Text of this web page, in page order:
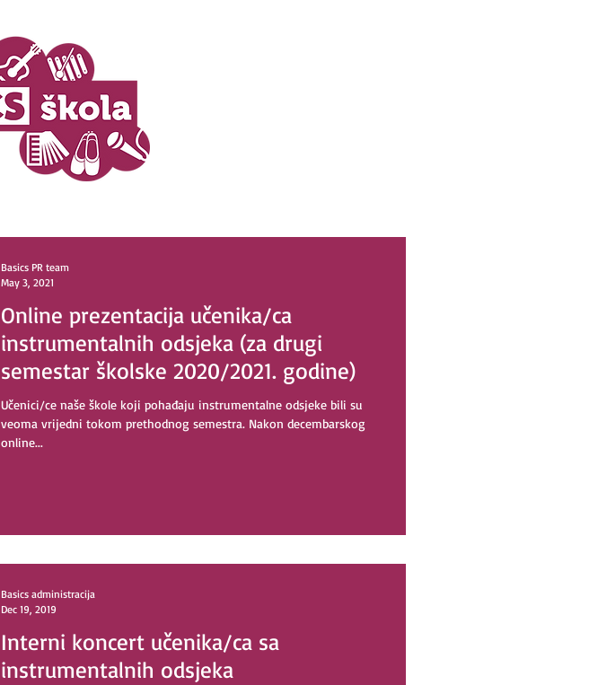
Online prezentacija učenika/ca
instrumentalnih odsjeka (za drugi
semestar školske 2020/2021. godine)
Učenici/ce naše škole koji pohađaju instrumentalne odsjeke bili su
veoma vrijedni tokom prethodnog semestra. Nakon decembarskog
online...
Basics PR team
May 3, 2021
Interni koncert učenika/ca sa
instrumentalnih odsjeka
Basics administracija
Dec 19, 2019